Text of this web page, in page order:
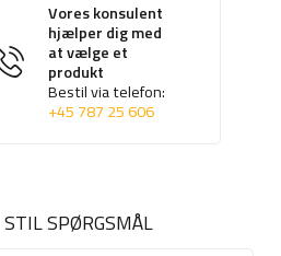
Vores konsulent
hjælper dig med
at vælge et
produkt
Bestil via telefon:
+45 787 25 606
STIL SPØRGSMÅL